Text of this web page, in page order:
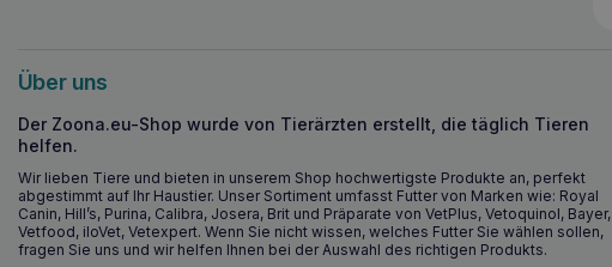
Über uns
Der Zoona.eu-Shop wurde von Tierärzten erstellt, die täglich Tieren
helfen.
Wir lieben Tiere und bieten in unserem Shop hochwertigste Produkte an, perfekt
abgestimmt auf Ihr Haustier. Unser Sortiment umfasst Futter von Marken wie: Royal
Canin, Hill’s, Purina, Calibra, Josera, Brit und Präparate von VetPlus, Vetoquinol, Bayer,
Vetfood, iloVet, Vetexpert. Wenn Sie nicht wissen, welches Futter Sie wählen sollen,
fragen Sie uns und wir helfen Ihnen bei der Auswahl des richtigen Produkts.